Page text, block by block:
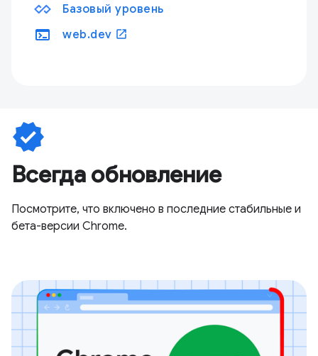
Базовый уровень
terminal web.dev open_in_new
verified
Всегда обновление
Посмотрите, что включено в последние стабильные и
бета-версии Chrome.